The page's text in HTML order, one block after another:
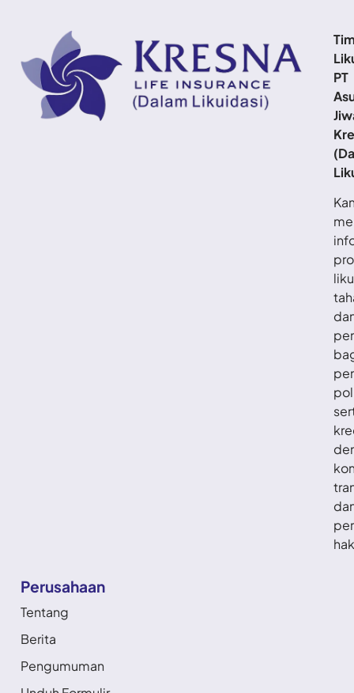
PT
Perusahaan
Tentang
Berita
Pengumuman